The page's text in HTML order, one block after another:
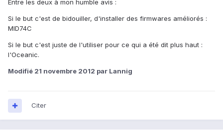
Entre les deux à mon humble avis :
Si le but c'est de bidouiller, d'installer des firmwares améliorés :
MID74C
Si le but c'est juste de l'utiliser pour ce qui a été dit plus haut :
l'Oceanic.
Modifié 21 novembre 2012 par Lannig
Citer